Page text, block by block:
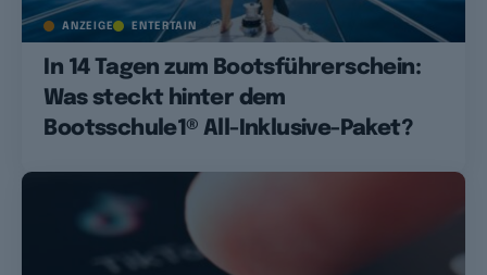
ANZEIGE ENTERTAIN
In 14 Tagen zum Bootsführerschein:
Was steckt hinter dem
Bootsschule1® All-Inklusive-Paket?